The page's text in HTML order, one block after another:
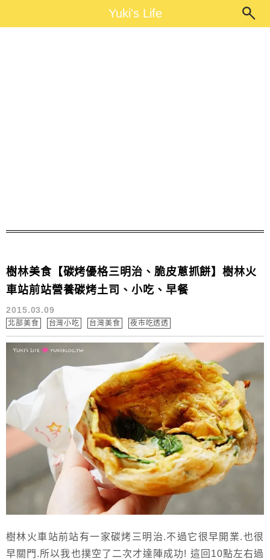
Yuki's LifeYuki's Life
樹林美食【碳烤優格三明治、脆皮蔥抓餅】樹林火
車站前站營養碳烤土司、小吃、早餐
2015.03.09
北部美食 台灣小吃 台灣美食 夜市吃透透
樹林火車站前站有一家碳烤三明治.不過它很早開業.也很
早關門.所以我也撲空了二次才達陣成功! 這回10點左右過